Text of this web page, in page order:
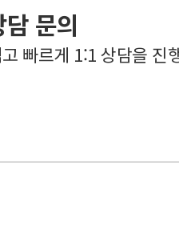
문의
빠르게 1:1 상담을 진